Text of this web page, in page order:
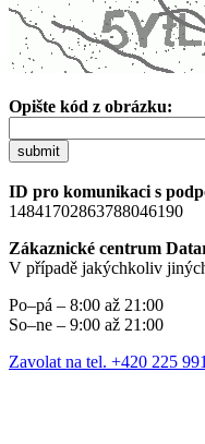
Opište kód z obrázku:
submit
ID pro komunikaci s
14841702863788046190
Zákaznické centrum
V případě jakýchkoliv
Po–pá – 8:00 až 21:00
So–ne – 9:00 až 21:00
Zavolat na tel. +420 225